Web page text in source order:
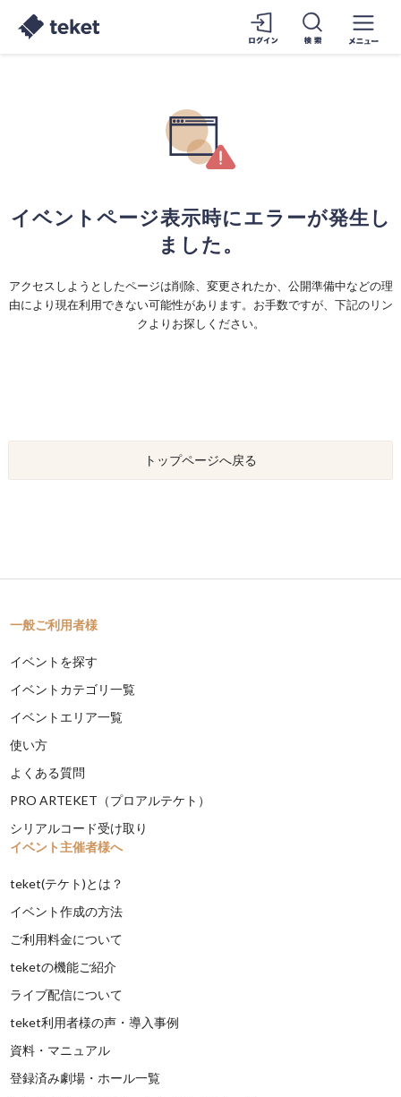
イベントページ表示時にエラーが発生し
ました。
アクセスしようとしたページは削除、変更されたか、公開準備中などの理
由により現在利用できない可能性があります。お手数ですが、下記のリン
クよりお探しください。
トップページへ戻る
一般ご利用者様
イベントを探す
イベントカテゴリ一覧
イベントエリア一覧
使い方
よくある質問
PRO ARTEKET（プロアルテケト）
シリアルコード受け取り
イベント主催者様へ
teket(テケト)とは？
イベント作成の方法
ご利用料金について
teketの機能ご紹介
ライブ配信について
teket利用者様の声・導入事例
資料・マニュアル
登録済み劇場・ホール一覧